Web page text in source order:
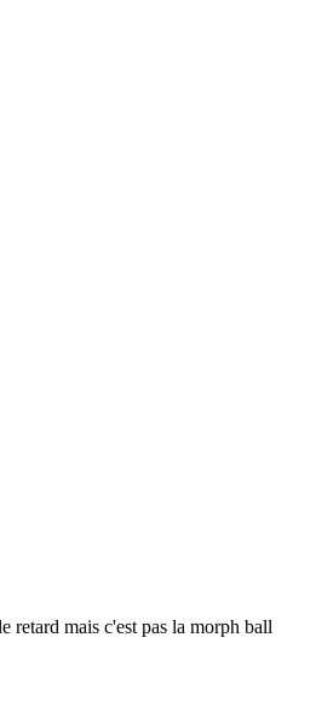
retard mais c'est pas la morph ball